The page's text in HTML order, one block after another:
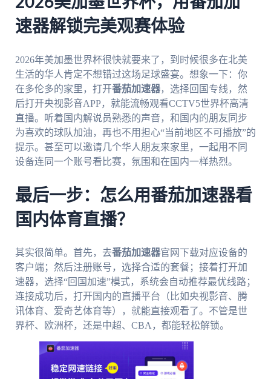
速器解锁完美观赛体验
2026年美加墨世界杯很快就要来了，到时候很多在北美
生活的华人肯定不想错过这场足球盛宴。想象一下：你
在多伦多的家里，打开番茄加速器，选择回国专线，然
后打开央视影音APP，就能流畅观看CCTV5世界杯高清
直播。听着国内解说员熟悉的声音，和国内的朋友同步
为喜欢的球队加油，再也不用担心“当前地区不可播放”的
提示。甚至可以邀请几个华人朋友来家里，一起用不同
设备连同一个账号看比赛，氛围和在国内一样热烈。
最后一步：怎么用番茄加速器看
国内体育直播？
其实很简单。首先，去番茄加速器官网下载对应设备的
客户端；然后注册账号，选择合适的套餐；接着打开加
速器，选择“回国加速”模式，系统会自动推荐最优线路；
连接成功后，打开国内的直播平台（比如央视影音、腾
讯体育、爱奇艺体育等），就能直接观看了。不管是世
界杯、欧洲杯，还是中超、CBA，都能轻松解锁。